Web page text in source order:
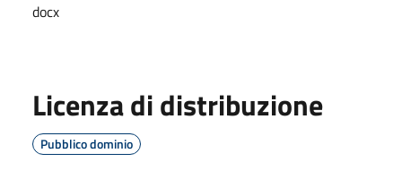
docx
Licenza di distribuzione
Pubblico dominio